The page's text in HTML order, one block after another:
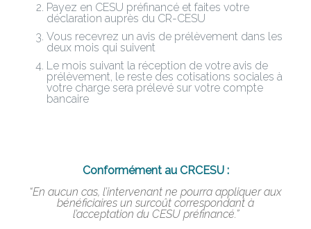
Payez en CESU préfinancé et faites votre
déclaration auprès du CR-CESU
Vous recevrez un avis de prélèvement dans les
deux mois qui suivent
Le mois suivant la réception de votre avis de
prélèvement, le reste des cotisations sociales à
votre charge sera prélevé sur votre compte
bancaire
Conformément au CRCESU:
“En aucun cas, l’intervenant ne pourra appliquer aux
bénéficiaires un surcoût correspondant à
l’acceptation du CESU préfinancé.”